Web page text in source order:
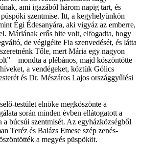
ami igazából három napig tart, és
szentmise. Itt, a kegyhelyünkön
Égi Édesanyára, aki vigyáz az emberre,
Máriának erős hite volt, elfogadta, hogy
de végigélte Fia szenvedését, és látta
Tőle, mert Mária egy nagyon
– mondta a plébános, majd köszöntötte
a vendégeket, köztük Gólics
és Dr. Mészáros Lajos országgyűlési
testület elnöke megköszönte a
során minden évben ellátogatott a
a búcsúi szentmisét. Az egyházközségből
Teréz és Balázs Emese szép zenés-
a megyés püspököt.